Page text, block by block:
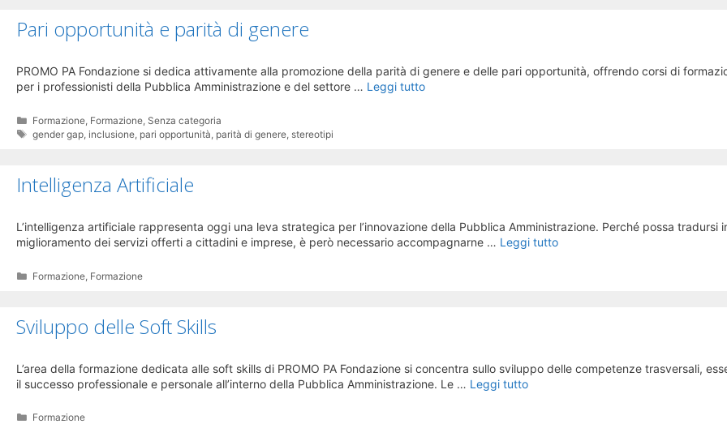
Pari opportunità e parità di genere
PROMO PA Fondazione si dedica attivamente alla promozione della parità di genere e delle pari opportunità, offrendo corsi di
per i professionisti della Pubblica Amministrazione e del settore … Leggi tutto
Categorie
Formazione Formazione Senza categoria
Tag
gender gap ,inclusione pari opportunità parità di genere stereotipi
Intelligenza Artificiale
L’intelligenza artificiale rappresenta oggi una leva strategica per l’innovazione della Pubblica Amministrazione. Perché possa tradursi
miglioramento dei servizi offerti a cittadini e imprese, è però necessario accompagnarne … Leggi tutto
Categorie
Formazione Formazione
Sviluppo delle Soft Skills
L’area della formazione dedicata alle soft skills di PROMO PA Fondazione si concentra sullo sviluppo delle competenze trasversali,
il successo professionale e personale all’interno della Pubblica Amministrazione. Le … Leggi tutto
Categorie
Formazione